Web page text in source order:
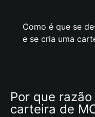
Como é que se
e se cria uma
Por que
carteira de